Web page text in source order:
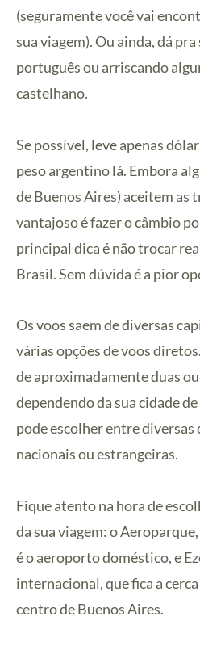
(seguramente você vai
sua viagem). Ou ainda, dá
português ou arriscando
castelhano.
Se possível, leve apenas
peso argentino lá. Embora
de Buenos Aires) aceitem as
vantajoso é fazer o câmbio
principal dica é não trocar
Brasil. Sem dúvida é a pior
Os voos saem de diversas
várias opções de voos
de aproximadamente duas
dependendo da sua cidade
pode escolher entre diversas
nacionais ou estrangeiras.
Fique atento na hora de
da sua viagem: o
é o aeroporto doméstico, e
internacional, que fica a
centro de Buenos Aires.